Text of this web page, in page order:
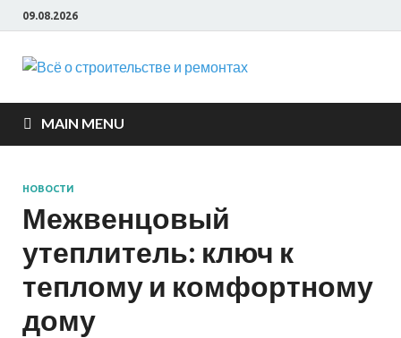
09.08.2026
Всё о
MAIN MENU
НОВОСТИ
Межвенцовый
утеплитель: ключ к
теплому и комфортному
дому